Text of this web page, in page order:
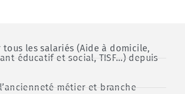
les salariés (Aide à domicile,
éducatif et social, TISF…) depuis
métier et branche